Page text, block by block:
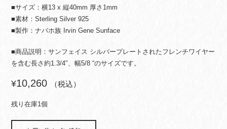
■サイズ：横13 x 縦40mm 厚さ1mm
■素材：Sterling Silver 925
■製作：ナバホ族 Irvin Gene Sunface
■商品説明：サンフェイス シルバープレートされたフレンチワイヤー
を含む長さ約1.3/4″、幅5/8 “のサイズです。
¥10,260 （税込）
残り在庫1個